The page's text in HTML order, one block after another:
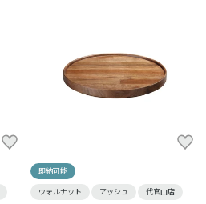
即納可能
ウォルナット
アッシュ 代官山店